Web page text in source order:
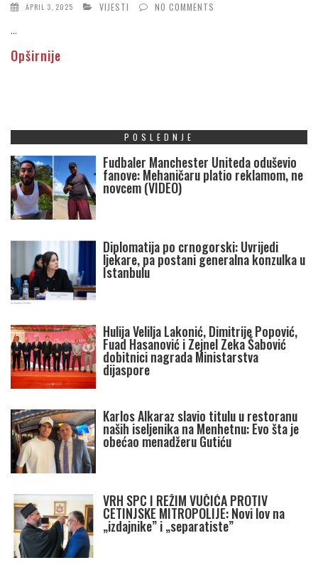
APRIL 3, 2025 VIJESTI NO COMMENTS
...
Opširnije
POSLEDNJE
Fudbaler Manchester Uniteda oduševio
fanove: Mehaničaru platio reklamom, ne
novcem (VIDEO)
Diplomatija po crnogorski: Uvrijedi
ljekare, pa postani generalna konzulka u
Istanbulu
Hulija Velilja Lakonić, Dimitrije Popović,
Fuad Hasanović i Zejnel Zeka Šabović
dobitnici nagrada Ministarstva
dijaspore
Karlos Alkaraz slavio titulu u restoranu
naših iseljenika na Menhetnu: Evo šta je
obećao menadžeru Gutiću
VRH SPC I REŽIM VUČIĆA PROTIV
CETINJSKE MITROPOLIJE: Novi lov na
„izdajnike” i „separatiste”